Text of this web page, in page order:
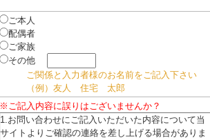
ご本人
配偶者
ご家族
その他
ご関係と入力者様のお名前をご記入下さい
（例）友人 住宅 太郎
※ご記入内容に誤りはございませんか？